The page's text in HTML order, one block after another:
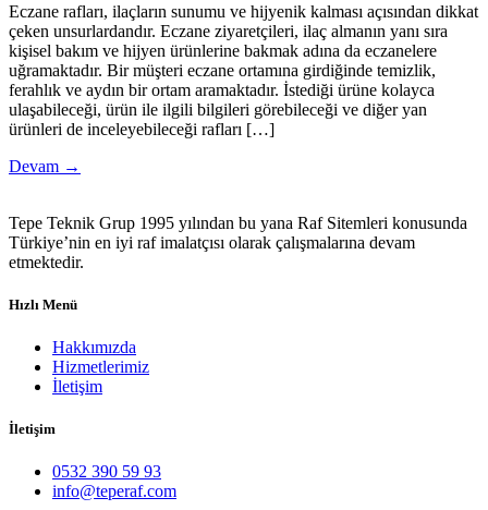
Eczane rafları, ilaçların sunumu ve hijyenik kalması açısından dikkat
çeken unsurlardandır. Eczane ziyaretçileri, ilaç almanın yanı sıra
kişisel bakım ve hijyen ürünlerine bakmak adına da eczanelere
uğramaktadır. Bir müşteri eczane ortamına girdiğinde temizlik,
ferahlık ve aydın bir ortam aramaktadır. İstediği ürüne kolayca
ulaşabileceği, ürün ile ilgili bilgileri görebileceği ve diğer yan
ürünleri de inceleyebileceği rafları […]
Devam →
Tepe Teknik Grup 1995 yılından bu yana Raf Sitemleri konusunda
Türkiye’nin en iyi raf imalatçısı olarak çalışmalarına devam
etmektedir.
Hızlı Menü
Hakkımızda
Hizmetlerimiz
İletişim
İletişim
0532 390 59 93
info@teperaf.com